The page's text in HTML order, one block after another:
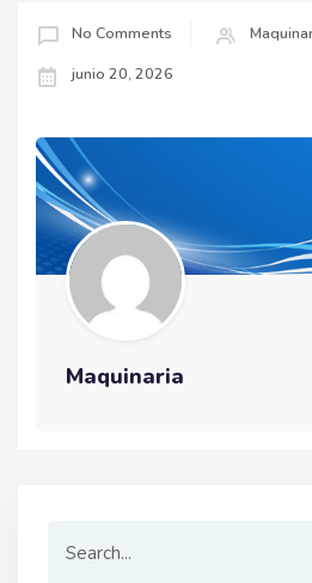
No Comments
junio 20, 2026
Maquinaria